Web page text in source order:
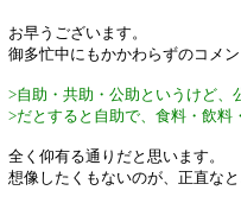
お早うございます。
御多忙中にもかかわらずのコメ
>自助・共助・公助というけど、
>だとすると自助で、食料・飲料
全く仰有る通りだと思います。
想像したくもないのが、正直なと